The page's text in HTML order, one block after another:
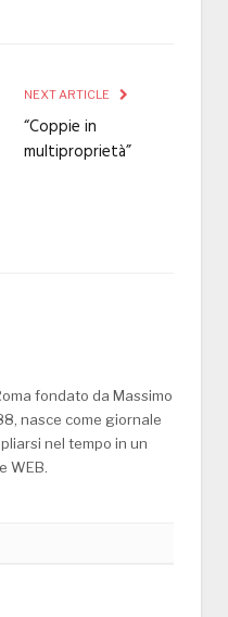
NEXT ARTICLE
“Coppie in
multiproprietà”
fondato da Massimo
nasce come giornale
nel tempo in un
WEB.